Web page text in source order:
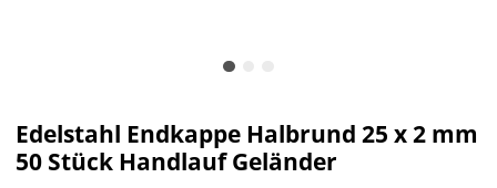
Edelstahl Endkappe Halbrund 25 x 2 mm
50 Stück Handlauf Geländer